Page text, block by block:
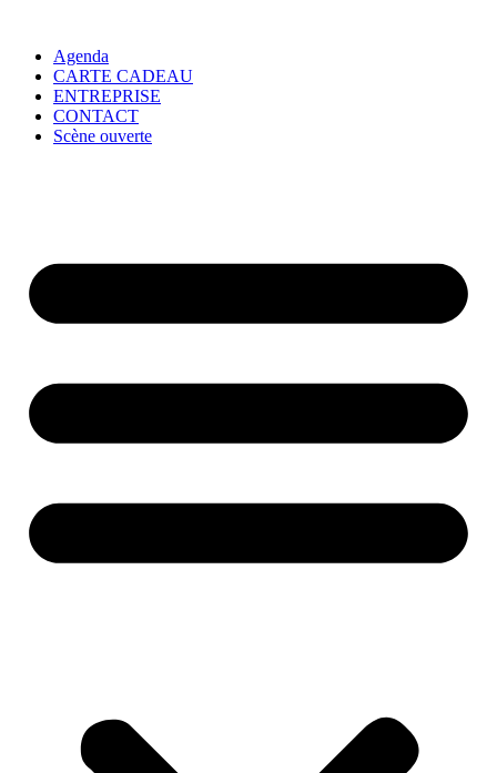
Agenda
CARTE CADEAU
ENTREPRISE
CONTACT
Scène ouverte